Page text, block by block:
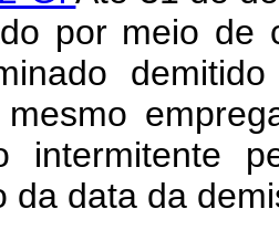
por meio de
intermitente
da data da